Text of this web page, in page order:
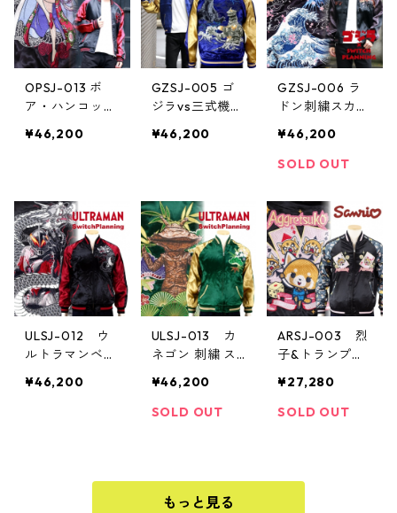
OPSJ-013 ボ
ア・ハンコック
¥46,200
GZSJ-005 ゴ
ジラvs三式機龍
¥46,200
GZSJ-006 ラ
ドン刺繍スカジ
¥46,200
SOLD OUT
ULSJ-012 ウ
ルトラマンベリ
ジャン
¥46,200
ULSJ-013 カ
ネゴン 刺繍 ス
¥46,200
SOLD OUT
ARSJ-003 烈
子&トランププ
ャン
¥27,280
SOLD OUT
もっと見る